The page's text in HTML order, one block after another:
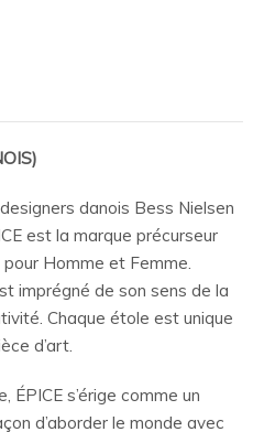
danois Bess Nielsen
est la marque précurseur
Homme et Femme.
imprégné de son sens de la
Chaque étole est unique
d’art.
ÉPICE s’érige comme un
d’aborder le monde avec